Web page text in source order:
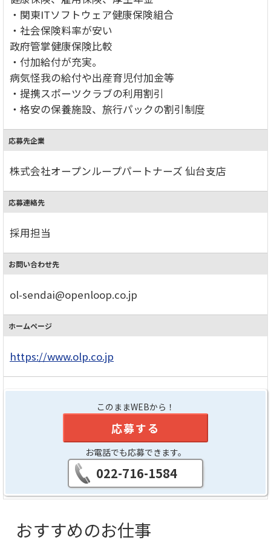
・関東ITソフトウェア健康保険組合
・社会保険料率が安い
政府管掌健康保険比較
・付加給付が充実。
病気怪我の給付や出産育児付加金等
・提携スポーツクラブの利用割引
・格安の保養施設、旅行パックの割引制度
応募先企業
株式会社オープンループパートナーズ 仙台支店
応募連絡先
採用担当
お問い合わせ先
ol-sendai@openloop.co.jp
ホームページ
https://www.olp.co.jp
このままWEBから！
応募する
お電話でも応募できます。
022-716-1584
おすすめのお仕事